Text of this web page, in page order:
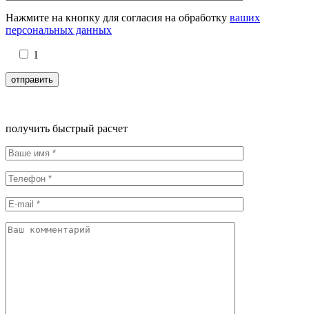
Нажмите на кнопку для согласия на обработку ваших
персональных данных
1
получить быстрый расчет